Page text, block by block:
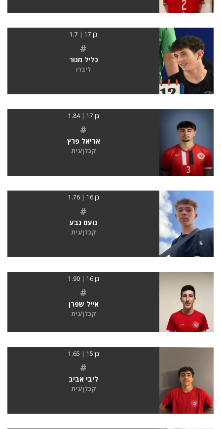
בן 17 | 1.7
#
כליל מנור
ליברו
בן 17 | 1.84
#
אריאל פרץ
קבלן/נית
בן 16 | 1.76
#
נועם גבע
קבלן/נית
בן 16 | 1.90
#
אייל שפרן
קבלן/נית
בן 15 | 1.65
#
ליבי אביב
קבלן/נית